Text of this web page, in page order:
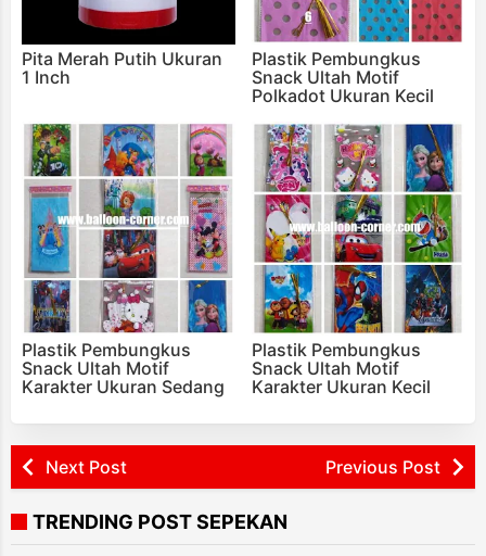
Pita Merah Putih Ukuran
1 Inch
Plastik Pembungkus
Snack Ultah Motif
Polkadot Ukuran Kecil
Plastik Pembungkus
Snack Ultah Motif
Karakter Ukuran Sedang
Plastik Pembungkus
Snack Ultah Motif
Karakter Ukuran Kecil
Next Post Previous Post
TRENDING POST SEPEKAN